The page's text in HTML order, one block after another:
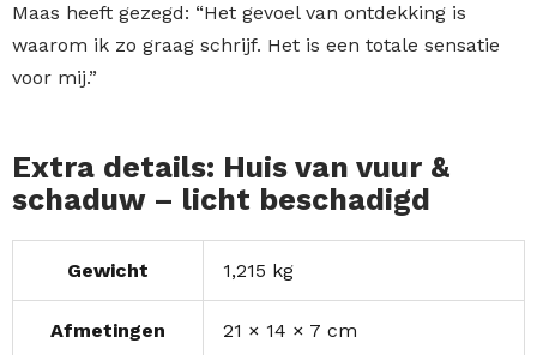
Maas heeft gezegd: “Het gevoel van ontdekking is
waarom ik zo graag schrijf. Het is een totale sensatie
voor mij.”
Extra details: Huis van vuur &
schaduw – licht beschadigd
Gewicht 1,215 kg
Afmetingen 21 × 14 × 7 cm